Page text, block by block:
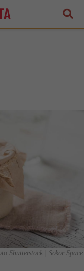
Shutterstock | Sokor Space